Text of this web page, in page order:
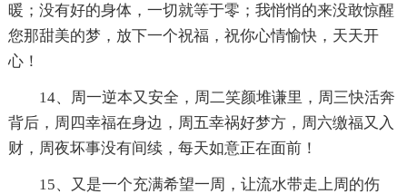
暖；没有好的身体，一切就等于零；我悄悄的来没敢惊醒
您那甜美的梦，放下一个祝福，祝你心情愉快，天天开
心！
14、周一逆本又安全，周二笑颜堆谦里，周三快活奔
背后，周四幸福在身边，周五幸祸好梦方，周六缴福又入
财，周夜坏事没有间续，每天如意正在面前！
15、又是一个充满希望一周，让流水带走上周的伤